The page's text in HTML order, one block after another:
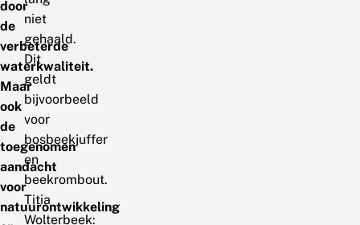
door
de
verbeterde
waterkwaliteit.
Maar
ook
de
toegenomen
aandacht
voor
natuurontwikkeling
niet
gehaald.
Dit
geldt
bijvoorbeeld
voor
bosbeekjuffer
en
beekrombout.
Titia
Wolterbeek: